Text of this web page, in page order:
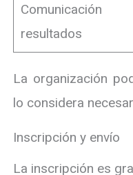
Comunicación
resultados
La organización
lo considera
Inscripción y envío
La inscripción es